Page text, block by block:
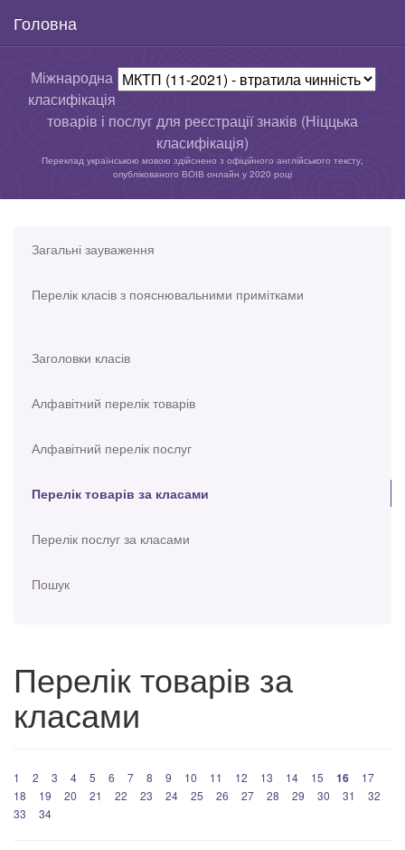
Головна
Міжнародна
класифікація
товарів і послуг для реєстрації знаків (Ніццька
класифікація)
Переклад українською мовою здійснено з офіційного англійського тексту,
опублікованого ВОІВ онлайн у 2020 році
Загальні зауваження
Перелік класів з пояснювальними примітками
Заголовки класів
Алфавітний перелік товарів
Алфавітний перелік послуг
Перелік товарів за класами
Перелік послуг за класами
Пошук
Перелік товарів за
класами
1 2 3 4 5 6 7 8 9 10 11 12 13 14 15 16
17
18
19 20 21 22 23 24 25 26 27 28 29 30 31
32
33
34